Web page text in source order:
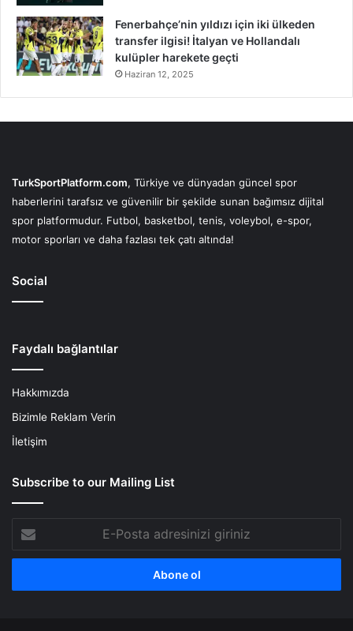
Fenerbahçe’nin yıldızı için iki ülkeden
transfer ilgisi! İtalyan ve Hollandalı
kulüpler harekete geçti
Haziran 12, 2025
TurkSportPlatform.com, Türkiye ve dünyadan güncel spor
haberlerini tarafsız ve güvenilir bir şekilde sunan bağımsız dijital
spor platformudur. Futbol, basketbol, tenis, voleybol, e-spor,
motor sporları ve daha fazlası tek çatı altında!
Social
Faydalı bağlantılar
Hakkımızda
Bizimle Reklam Verin
İletişim
Subscribe to our Mailing List
Posta
adresinizi